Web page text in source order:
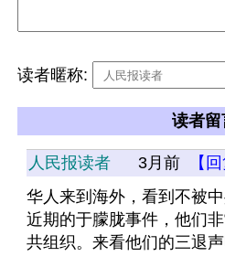
读者暱称:
读者留
人民报读者 3月前
【
华人来到海外，看到不被
近期的于朦胧事件，他们
共组织。来看他们的三退声